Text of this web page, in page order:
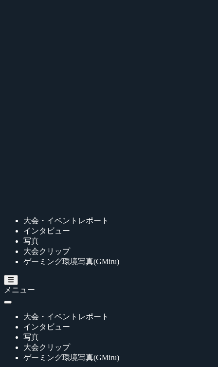
大会・イベントレポート
インタビュー
写真
大会クリップ
ゲーミング環境写真(GMiru)
メニュー
大会・イベントレポート
インタビュー
写真
大会クリップ
ゲーミング環境写真(GMiru)